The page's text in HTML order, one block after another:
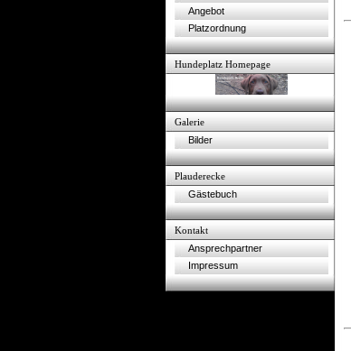
Angebot
Platzordnung
Hundeplatz Homepage
Galerie
Bilder
Plauderecke
Gästebuch
Kontakt
Ansprechpartner
Impressum